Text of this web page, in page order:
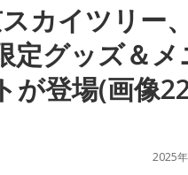
カイツリー
定グッズ＆メ
が登場(画像
2025